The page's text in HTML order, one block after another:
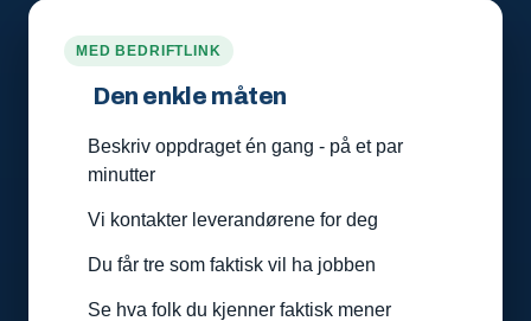
MED BEDRIFTLINK
Den enkle måten
Beskriv oppdraget én gang - på et par
minutter
Vi kontakter leverandørene for deg
Du får tre som faktisk vil ha jobben
Se hva folk du kjenner faktisk mener